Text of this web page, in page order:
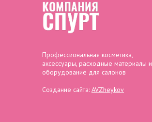
Профессиональная косметика,
аксессуары, расходные материалы и
оборудование для салонов
Создание сайта: AVZheykov